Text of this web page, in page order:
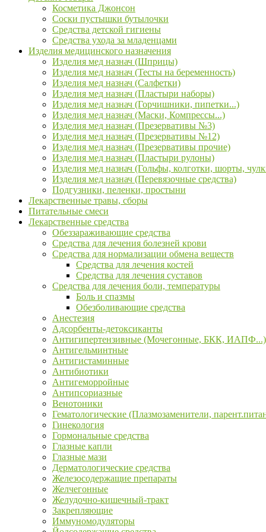
Косметика Джонсон
Соски пустышки бутылочки
Средства детской гигиены
Средства ухода за младенцами
Изделия медицинского назначения
Изделия мед назнач (Шприцы)
Изделия мед назнач (Тесты на беременность)
Изделия мед назнач (Салфетки)
Изделия мед назнач (Пластыри наборы)
Изделия мед назнач (Горчишники, пипетки...)
Изделия мед назнач (Маски, Компрессы...)
Изделия мед назнач (Презервативы №3)
Изделия мед назнач (Презервативы №12)
Изделия мед назнач (Презервативы прочие)
Изделия мед назнач (Пластыри рулоны)
Изделия мед назнач (Гольфы, колготки, шорты,
Изделия мед назнач (Перевязочные средства)
Подгузники, пеленки, простыни
Лекарственные травы, сборы
Питательные смеси
Лекарственные средства
Обеззараживающие средства
Средства для лечения болезней крови
Средства для нормализации обмена веществ
Средства для лечения костей
Средства для лечения суставов
Средства для лечения боли, температуры
Боль и спазмы
Обезболивающие средства
Анестезия
Адсорбенты-детоксиканты
Антигипертензивные (Мочегонные, БКК, ИАПФ...)
Антигельминтные
Антигистаминные
Антибиотики
Антигеморройные
Антипсориазные
Венотоники
Гематологические (Плазмозаменители,
Гинекология
Гормональные средства
Глазные капли
Глазные мази
Дерматологические средства
Железосодержащие препараты
Желчегонные
Желудочно-кишечный-тракт
Закрепляющие
Иммуномодуляторы